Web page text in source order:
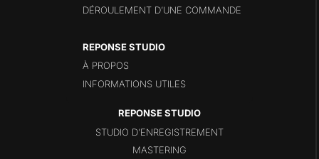
DÉROULEMENT D’UNE COMMANDE
REPONSE STUDIO
À PROPOS
INFORMATIONS UTILES
STUDIO D’ENREGISTREMENT
MASTERING